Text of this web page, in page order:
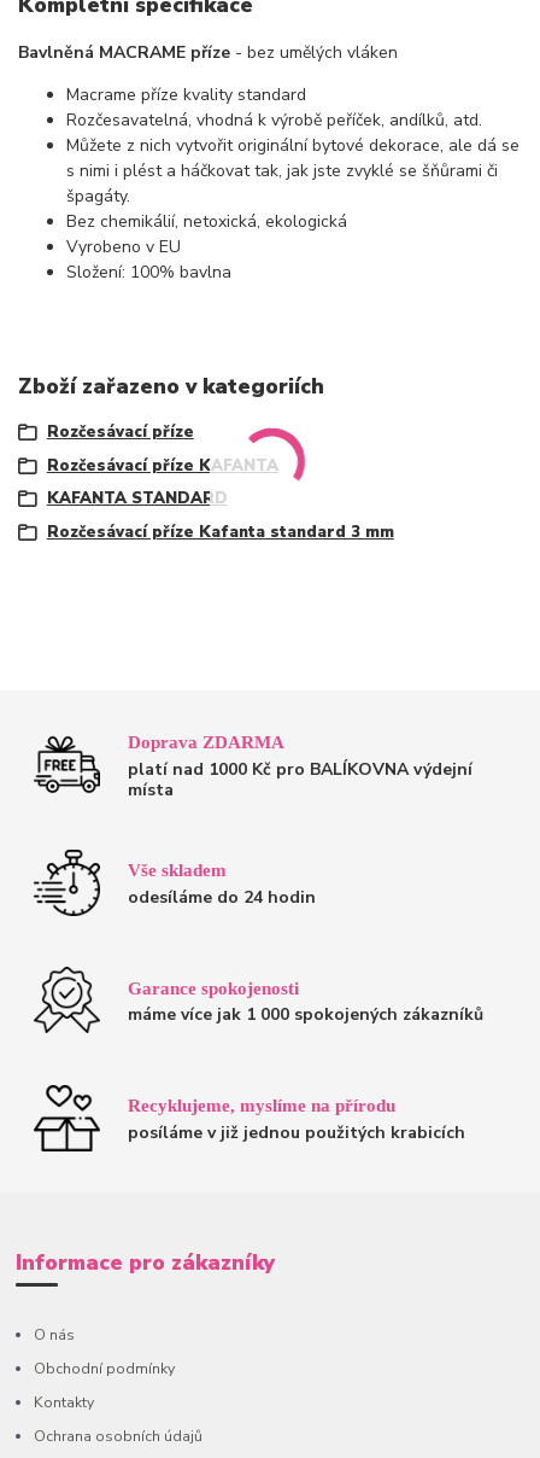
Bavlněná MACRAME příze - bez umělých vláken
Macrame příze kvality standard
Rozčesavatelná, vhodná k výrobě peříček, andílků, atd.
Můžete z nich vytvořit originální bytové dekorace, ale dá se
s nimi i plést a háčkovat tak, jak jste zvyklé se šňůrami či
špagáty.
Bez chemikálií, netoxická, ekologická
Vyrobeno v EU
Složení: 100% bavlna
Zboží zařazeno v kategoriích
Rozčesávací příze
Rozčesávací příze KAFANTA
KAFANTA STANDARD
Rozčesávací příze Kafanta standard 3 mm
Doprava ZDARMA
platí nad 1000 Kč pro BALÍKOVNA výdejní
místa
Vše skladem
odesíláme do 24 hodin
Garance spokojenosti
máme více jak 1 000 spokojených zákazníků
Recyklujeme, myslíme na přírodu
posíláme v již jednou použitých krabicích
Informace pro zákazníky
O nás
Obchodní podmínky
Kontakty
Ochrana osobních údajů